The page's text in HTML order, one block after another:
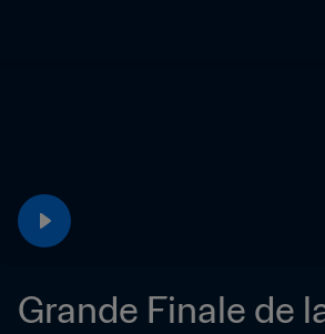
Grande Finale de